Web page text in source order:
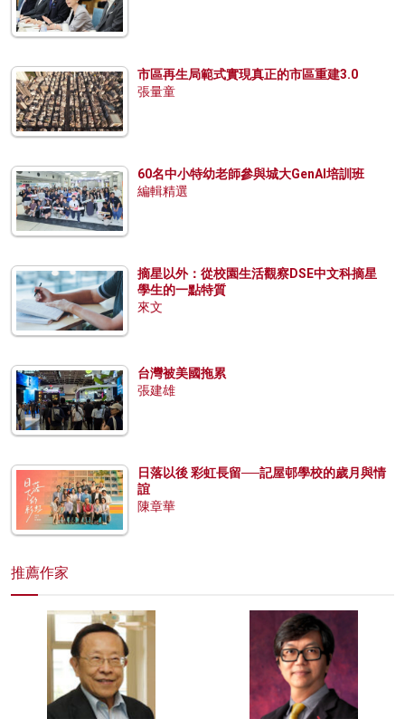
市區再生局範式實現真正的市區重建3.0
張量童
60名中小特幼老師參與城大GenAI培訓班
編輯精選
摘星以外：從校園生活觀察DSE中文科摘星
學生的一點特質
來文
台灣被美國拖累
張建雄
日落以後 彩虹長留──記屋邨學校的歲月與情
誼
陳章華
推薦作家